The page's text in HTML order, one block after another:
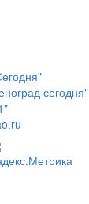
сегодня"